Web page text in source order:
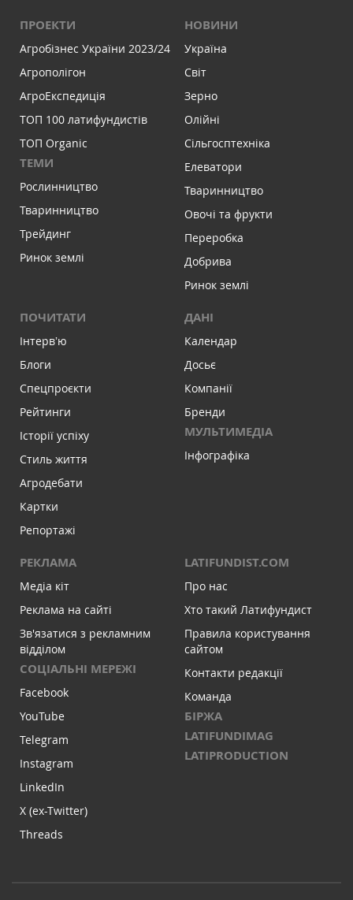
ПРОЕКТИ
Агробізнес України 2023/24
Агрополігон
АгроЕкспедиція
ТОП 100 латифундистів
ТОП Organic
ТЕМИ
Рослинництво
Тваринництво
Трейдинг
Ринок землі
НОВИНИ
Україна
Світ
Зерно
Олійні
Сільгосптехніка
Елеватори
Тваринництво
Овочі та фрукти
Переробка
Добрива
Ринок землі
ПОЧИТАТИ
Інтервʼю
Блоги
Спецпроєкти
Рейтинги
Історії успіху
Стиль життя
Агродебати
Картки
Репортажі
ДАНІ
Календар
Досьє
Компанії
Бренди
МУЛЬТИМЕДІА
Інфографіка
РЕКЛАМА
Медіа кіт
Реклама на сайті
Зв'язатися з рекламним
відділом
СОЦІАЛЬНІ МЕРЕЖІ
Facebook
YouTube
Telegram
Instagram
LinkedIn
X (ex-Twitter)
Threads
LATIFUNDIST.COM
Про нас
Хто такий Латифундист
Правила користування
сайтом
Контакти редакції
Команда
БІРЖА
LATIFUNDIMAG
LATIPRODUCTION